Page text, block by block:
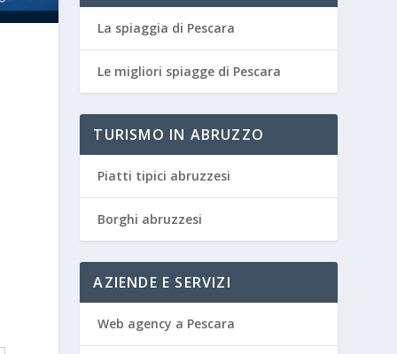
La spiaggia di Pescara
Le migliori spiagge di Pescara
TURISMO IN ABRUZZO
Piatti tipici abruzzesi
Borghi abruzzesi
AZIENDE E SERVIZI
Web agency a Pescara